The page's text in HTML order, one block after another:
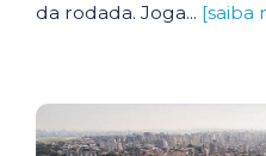
da rodada. Joga... [saiba